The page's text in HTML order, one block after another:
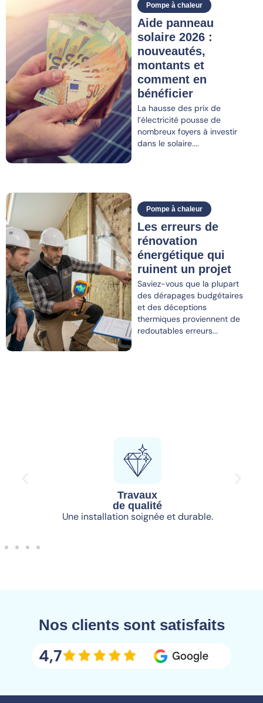
Pompe à chaleur
Aide panneau
solaire 2026 :
nouveautés,
montants et
comment en
bénéficier
La hausse des prix de
l’électricité pousse de
nombreux foyers à investir
dans le solaire....
Pompe à chaleur
Les erreurs de
rénovation
énergétique qui
ruinent un projet
Saviez-vous que la plupart
des dérapages budgétaires
et des déceptions
thermiques proviennent de
redoutables erreurs...
Travaux
de qualité
Une installation soignée et durable.
Nos clients sont satisfaits
4,7